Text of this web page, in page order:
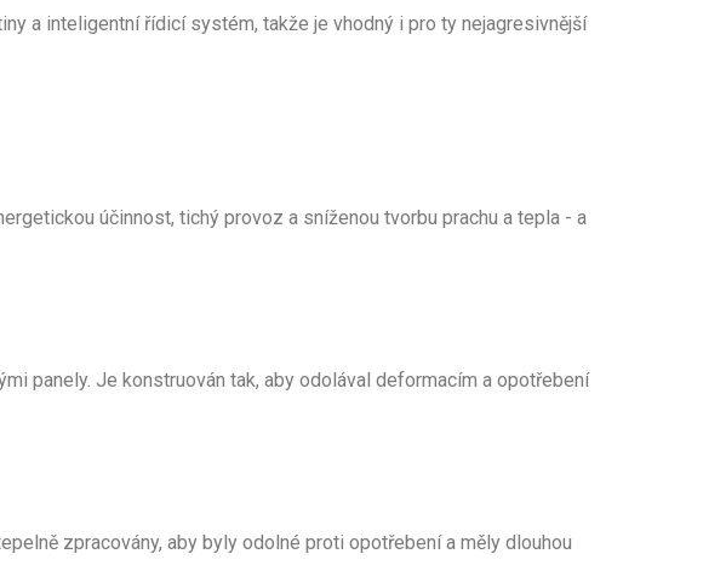
a inteligentní řídicí systém, takže je vhodný i pro ty nejagresivnější
účinnost, tichý provoz a sníženou tvorbu prachu a tepla - a
panely. Je konstruován tak, aby odolával deformacím a opotřebení
zpracovány, aby byly odolné proti opotřebení a měly dlouhou